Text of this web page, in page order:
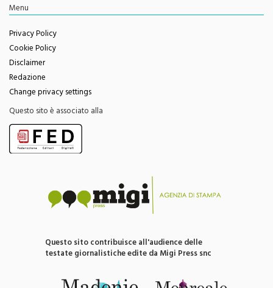
Menu
Privacy Policy
Cookie Policy
Disclaimer
Redazione
Change privacy settings
Questo sito è associato alla
Questo sito contribuisce all'audience delle
testate giornalistiche edite da Migi Press snc